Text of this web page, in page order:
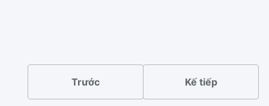
Trước Kế tiếp